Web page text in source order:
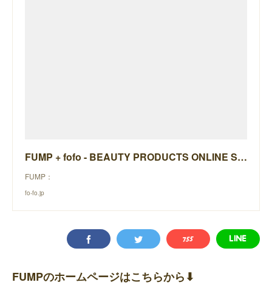
FUMP + fofo - BEAUTY PRODUCTS ONLINE STORE -
FUMP：
fo-fo.jp
FUMPのホームページはこちらから⬇︎